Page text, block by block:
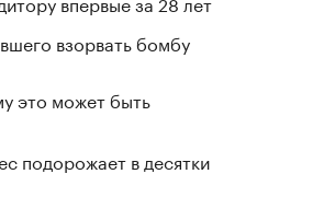
взорвать бомбу
это может быть
подорожает в десятки